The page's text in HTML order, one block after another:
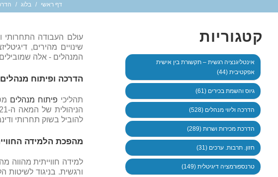
דף ראשי / בלוג /
עולם העבודה התחרותי
שינויים מהירים,
המנהלים - אלה
הדרכה ופיתוח
תהליכי פיתוח מנהלים
להוביל בשוק תחרותי
מהפכת הלמידה
למידה חווייתית
ורגשית. בניגוד לשיטות
קטגוריות
אינטליגנציה רגשית – תקשורת בין אישית
אפקטיבית (44)
גיוס והשמת בכירים (61)
הדרכה וליווי מנהלים (528)
הדרכת מכירות ושרות (289)
חזון. תרבות. ערכים (31)
טרנספורמציה דיגיטלית (149)